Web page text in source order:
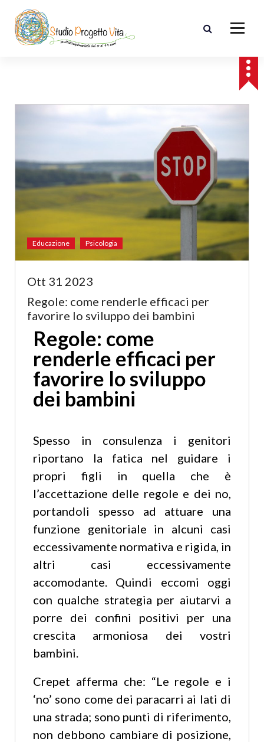
Educazione Psicologia
Ott 31 2023
Regole: come renderle efficaci per
favorire lo sviluppo dei bambini
Regole: come
renderle efficaci per
favorire lo sviluppo
dei bambini
Spesso in consulenza i genitori
riportano la fatica nel guidare i
propri figli in quella che è
l’accettazione delle regole e dei no,
portandoli spesso ad attuare una
funzione genitoriale in alcuni casi
eccessivamente normativa e rigida, in
altri casi eccessivamente
accomodante. Quindi eccomi oggi
con qualche strategia per aiutarvi a
porre dei confini positivi per una
crescita armoniosa dei vostri
bambini.
Crepet afferma che: “Le regole e i
‘no’ sono come dei paracarri ai lati di
una strada; sono punti di riferimento,
non debbono cambiare di posizione,